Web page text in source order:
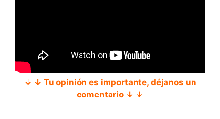
↓ ↓ Tu opinión es importante, déjanos un
comentario ↓ ↓